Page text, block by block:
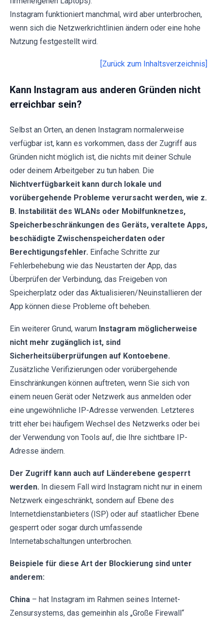
Instagram funktioniert manchmal, wird aber unterbrochen,
wenn sich die Netzwerkrichtlinien ändern oder eine hohe
Nutzung festgestellt wird.
[Zurück zum Inhaltsverzeichnis]
Kann Instagram aus anderen Gründen nicht
erreichbar sein?
Selbst an Orten, an denen Instagram normalerweise
verfügbar ist, kann es vorkommen, dass der Zugriff aus
Gründen nicht möglich ist, die nichts mit deiner Schule
oder deinem Arbeitgeber zu tun haben. Die
Nichtverfügbarkeit kann durch lokale und
vorübergehende Probleme verursacht werden, wie z.
B. Instabilität des WLANs oder Mobilfunknetzes,
Speicherbeschränkungen des Geräts, veraltete Apps,
beschädigte Zwischenspeicherdaten oder
Berechtigungsfehler. Einfache Schritte zur
Fehlerbehebung wie das Neustarten der App, das
Überprüfen der Verbindung, das Freigeben von
Speicherplatz oder das Aktualisieren/Neuinstallieren der
App können diese Probleme oft beheben.
Ein weiterer Grund, warum Instagram möglicherweise
nicht mehr zugänglich ist, sind
Sicherheitsüberprüfungen auf Kontoebene.
Zusätzliche Verifizierungen oder vorübergehende
Einschränkungen können auftreten, wenn Sie sich von
einem neuen Gerät oder Netzwerk aus anmelden oder
eine ungewöhnliche IP-Adresse verwenden. Letzteres
tritt eher bei häufigem Wechsel des Netzwerks oder bei
der Verwendung von Tools auf, die Ihre sichtbare IP-
Adresse ändern.
Der Zugriff kann auch auf Länderebene gesperrt
werden. In diesem Fall wird Instagram nicht nur in einem
Netzwerk eingeschränkt, sondern auf Ebene des
Internetdienstanbieters (ISP) oder auf staatlicher Ebene
gesperrt oder sogar durch umfassende
Internetabschaltungen unterbrochen.
Beispiele für diese Art der Blockierung sind unter
anderem:
China – hat Instagram im Rahmen seines Internet-
Zensursystems, das gemeinhin als „Große Firewall“